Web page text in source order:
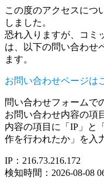
この度のアクセスにつ
しました。
恐れ入りますが、コミ
は、以下の問い合わせ
ます。
お問い合わせページは
問い合わせフォームで
お問い合わせ内容の項
内容の項目に「IP」と
作を行われたか」を入
IP：216.73.216.172
検知時間：2026-08-08